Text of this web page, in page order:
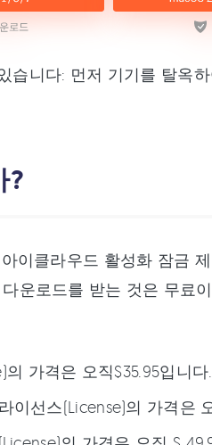
습니다: 먼저 기기를 탈옥
?
이클라우드 활성화 잠금
운로드를 받는 것은 무료
가격은 오직$35.95입니다.
선스(License)의 가격은